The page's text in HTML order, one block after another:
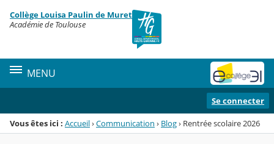
Menu de la rubrique
Contenu
Collège Louisa Paulin de Muret
Académie de Toulouse
MENU
Se connecter
Vous êtes ici : Accueil›Communication › Blog› Rentrée scolaire 2026